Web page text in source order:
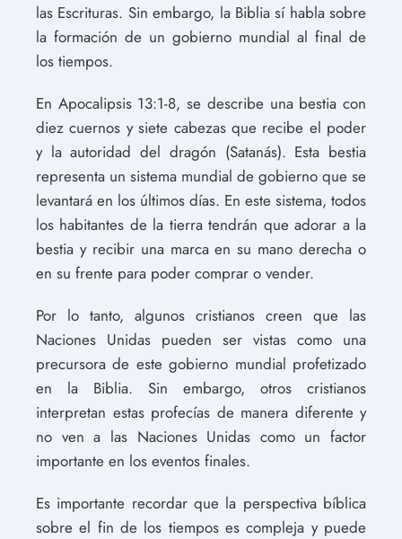
las Escrituras. Sin embargo, la Biblia sí habla sobre
la formación de un gobierno mundial al final de
los tiempos.
En Apocalipsis 13:1-8, se describe una bestia con
diez cuernos y siete cabezas que recibe el poder
y la autoridad del dragón (Satanás). Esta bestia
representa un sistema mundial de gobierno que se
levantará en los últimos días. En este sistema, todos
los habitantes de la tierra tendrán que adorar a la
bestia y recibir una marca en su mano derecha o
en su frente para poder comprar o vender.
Por lo tanto, algunos cristianos creen que las
Naciones Unidas pueden ser vistas como una
precursora de este gobierno mundial profetizado
en la Biblia. Sin embargo, otros cristianos
interpretan estas profecías de manera diferente y
no ven a las Naciones Unidas como un factor
importante en los eventos finales.
Es importante recordar que la perspectiva bíblica
sobre el fin de los tiempos es compleja y puede